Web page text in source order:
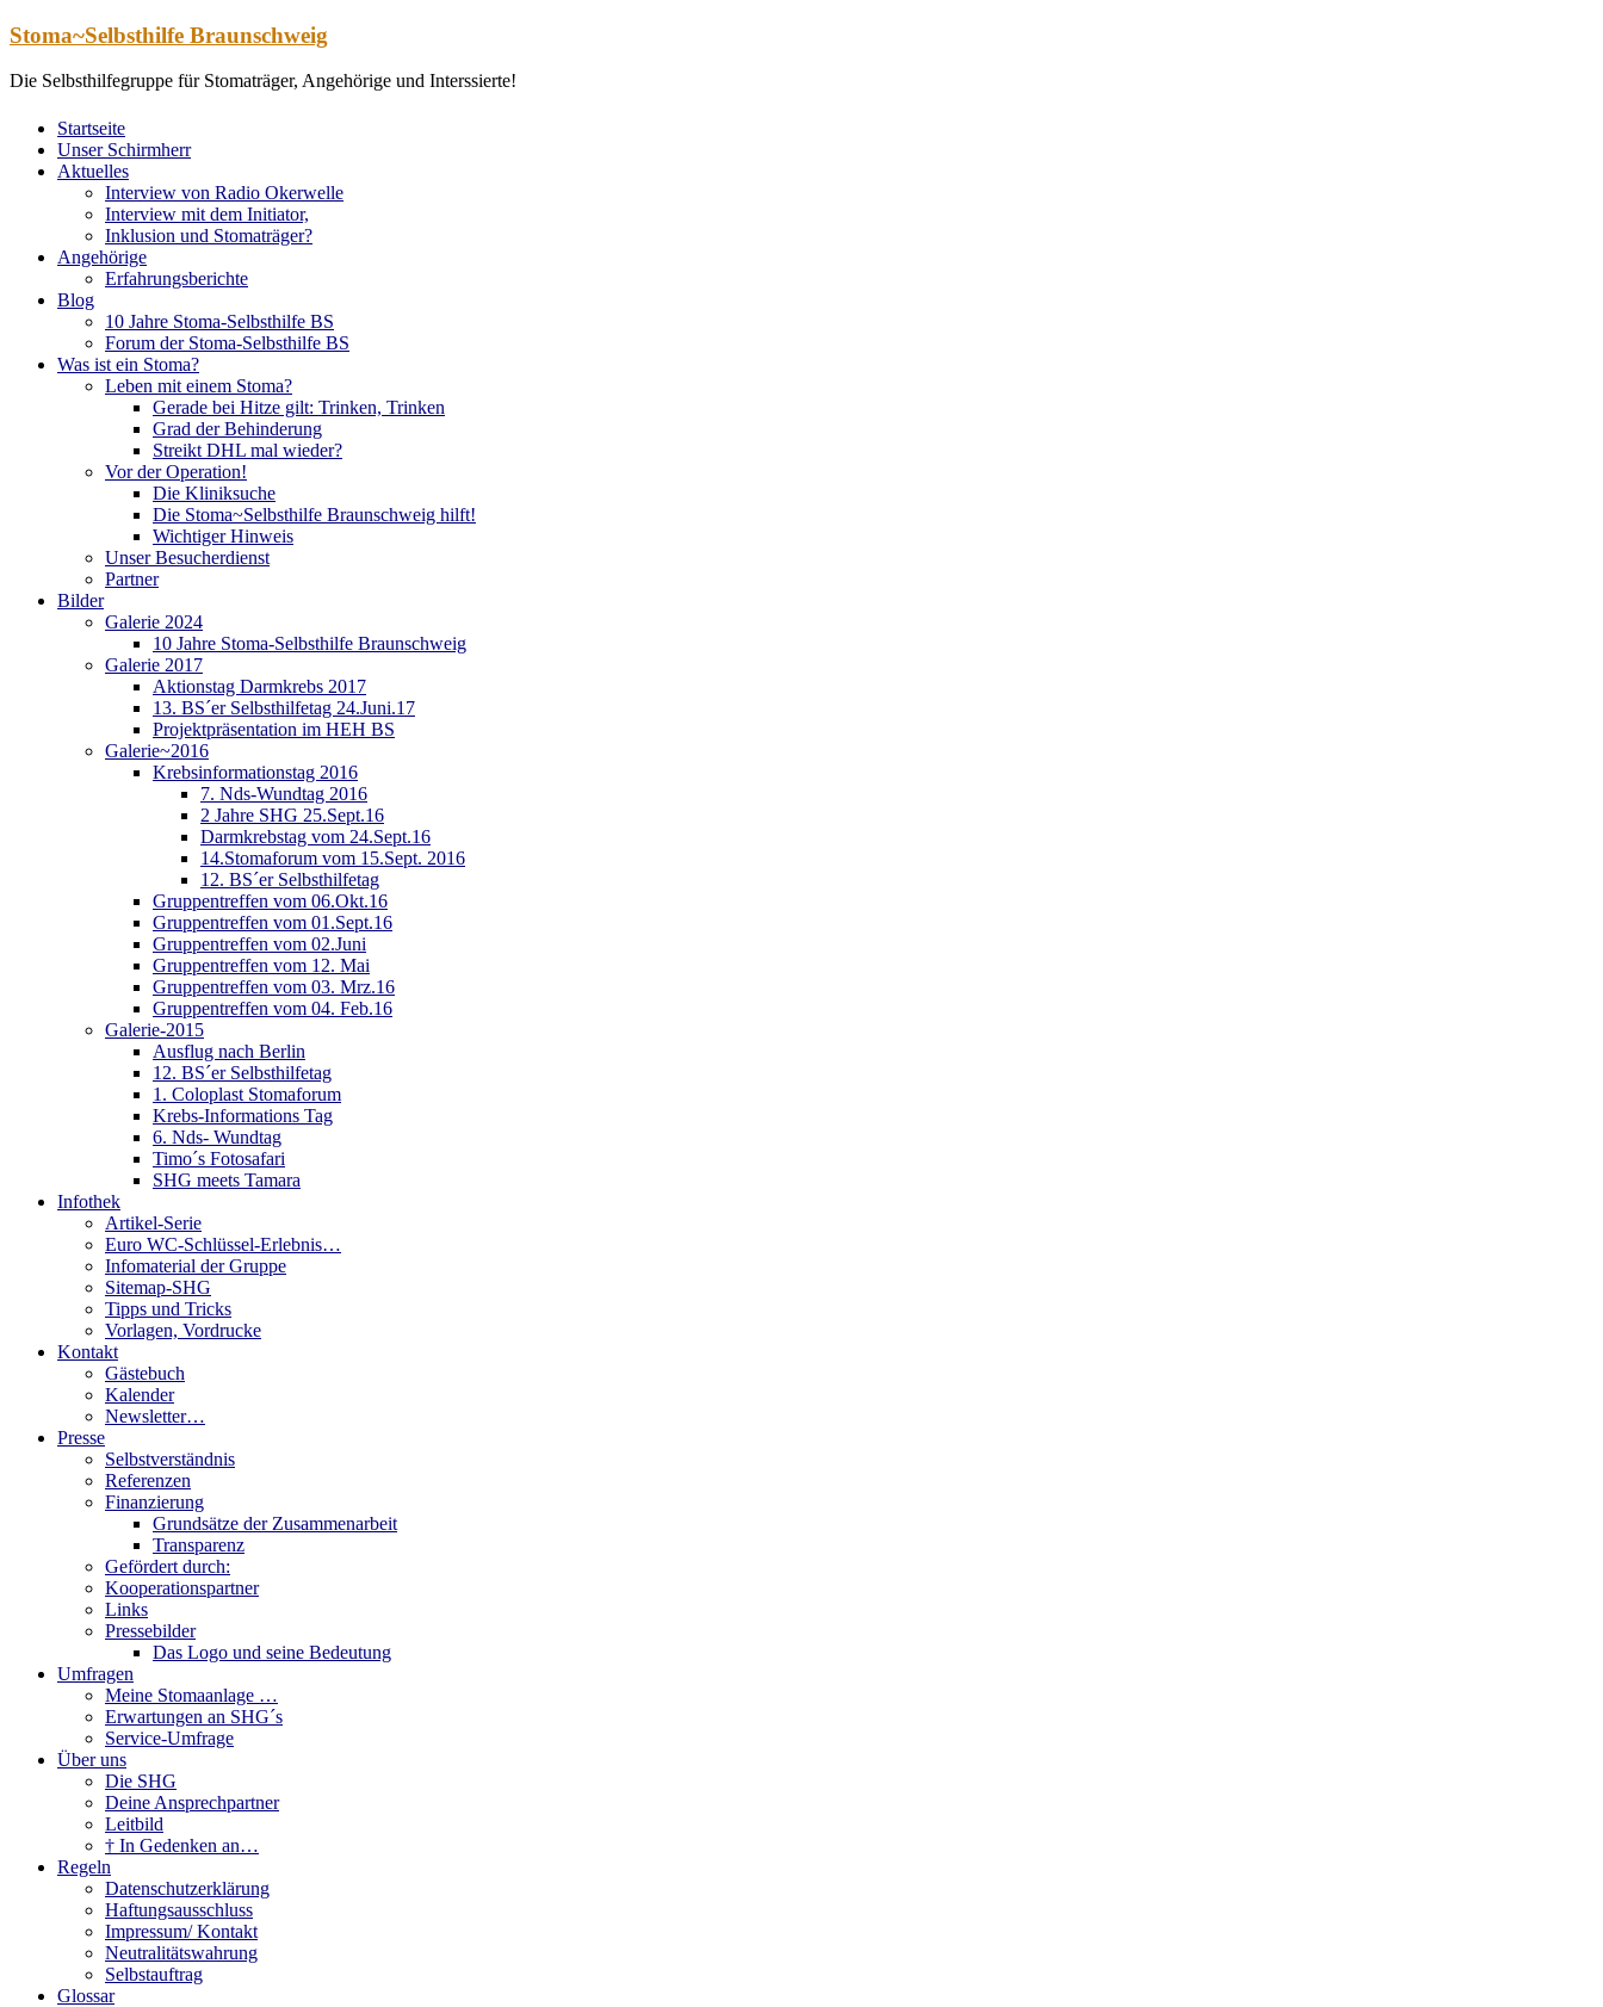
Zum
springen
Stoma~Selbsthilfe Braunschweig
Die Selbsthilfegruppe für Stomaträger, Angehörige und Interssierte!
Startseite
Unser Schirmherr
Aktuelles
Interview von Radio Okerwelle
Interview mit dem Initiator,
Inklusion und Stomaträger?
Angehörige
Erfahrungsberichte
Blog
10 Jahre Stoma-Selbsthilfe BS
Forum der Stoma-Selbsthilfe BS
Was ist ein Stoma?
Leben mit einem Stoma?
Gerade bei Hitze gilt: Trinken, Trinken
Grad der Behinderung
Streikt DHL mal wieder?
Vor der Operation!
Die Kliniksuche
Die Stoma~Selbsthilfe Braunschweig hilft!
Wichtiger Hinweis
Unser Besucherdienst
Partner
Bilder
Galerie 2024
10 Jahre Stoma-Selbsthilfe Braunschweig
Galerie 2017
Aktionstag Darmkrebs 2017
13. BS´er Selbsthilfetag 24.Juni.17
Projektpräsentation im HEH BS
Galerie~2016
Krebsinformationstag 2016
7. Nds-Wundtag 2016
2 Jahre SHG 25.Sept.16
Darmkrebstag vom 24.Sept.16
14.Stomaforum vom 15.Sept. 2016
12. BS´er Selbsthilfetag
Gruppentreffen vom 06.Okt.16
Gruppentreffen vom 01.Sept.16
Gruppentreffen vom 02.Juni
Gruppentreffen vom 12. Mai
Gruppentreffen vom 03. Mrz.16
Gruppentreffen vom 04. Feb.16
Galerie-2015
Ausflug nach Berlin
12. BS´er Selbsthilfetag
1. Coloplast Stomaforum
Krebs-Informations Tag
6. Nds- Wundtag
Timo´s Fotosafari
SHG meets Tamara
Infothek
Artikel-Serie
Euro WC-Schlüssel-Erlebnis…
Infomaterial der Gruppe
Sitemap-SHG
Tipps und Tricks
Vorlagen, Vordrucke
Kontakt
Gästebuch
Kalender
Newsletter…
Presse
Selbstverständnis
Referenzen
Finanzierung
Grundsätze der Zusammenarbeit
Transparenz
Gefördert durch:
Kooperationspartner
Links
Pressebilder
Das Logo und seine Bedeutung
Umfragen
Meine Stomaanlage …
Erwartungen an SHG´s
Service-Umfrage
Über uns
Die SHG
Deine Ansprechpartner
Leitbild
† In Gedenken an…
Regeln
Datenschutzerklärung
Haftungsausschluss
Impressum/ Kontakt
Neutralitätswahrung
Selbstauftrag
Glossar